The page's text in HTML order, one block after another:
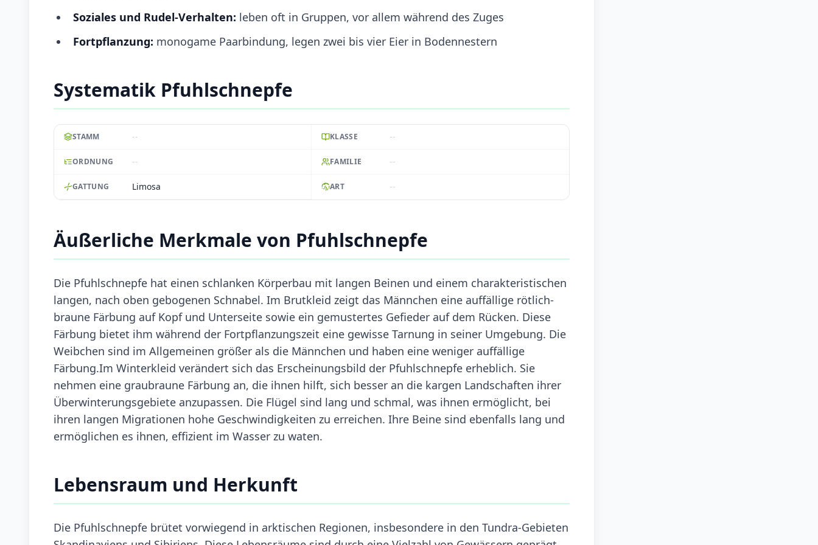
Soziales und Rudel-Verhalten: leben oft in Gruppen, vor allem während des Zuges
Fortpflanzung: monogame Paarbindung, legen zwei bis vier Eier in Bodennestern
Systematik Pfuhlschnepfe
STAMM -- KLASSE --
ORDNUNG -- FAMILIE --
GATTUNG Limosa ART --
Äußerliche Merkmale von Pfuhlschnepfe
Die Pfuhlschnepfe hat einen schlanken Körperbau mit langen Beinen und einem charakteristischen
langen, nach oben gebogenen Schnabel. Im Brutkleid zeigt das Männchen eine auffällige rötlich-
braune Färbung auf Kopf und Unterseite sowie ein gemustertes Gefieder auf dem Rücken. Diese
Färbung bietet ihm während der Fortpflanzungszeit eine gewisse Tarnung in seiner Umgebung. Die
Weibchen sind im Allgemeinen größer als die Männchen und haben eine weniger auffällige
Färbung.Im Winterkleid verändert sich das Erscheinungsbild der Pfuhlschnepfe erheblich. Sie
nehmen eine graubraune Färbung an, die ihnen hilft, sich besser an die kargen Landschaften ihrer
Überwinterungsgebiete anzupassen. Die Flügel sind lang und schmal, was ihnen ermöglicht, bei
ihren langen Migrationen hohe Geschwindigkeiten zu erreichen. Ihre Beine sind ebenfalls lang und
ermöglichen es ihnen, effizient im Wasser zu waten.
Lebensraum und Herkunft
Die Pfuhlschnepfe brütet vorwiegend in arktischen Regionen, insbesondere in den Tundra-Gebieten